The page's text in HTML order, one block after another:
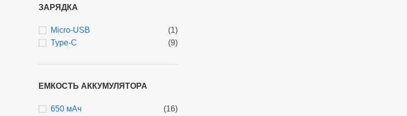
ЗАРЯДКА
Micro-USB
(1)
Type-C
(9)
ЕМКОСТЬ АККУМУЛЯТОРА
650 мАч
(16)